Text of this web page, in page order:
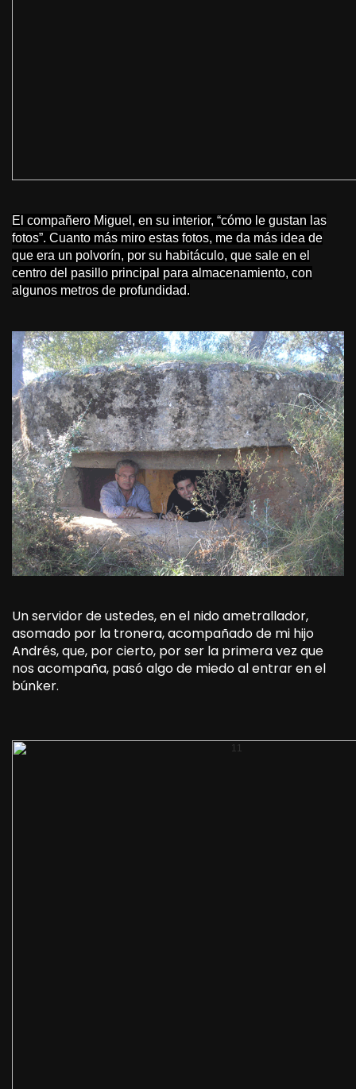
El compañero Miguel, en su interior, “cómo le gustan las
fotos”. Cuanto más miro estas fotos, me da más idea de
que era un polvorín, por su habitáculo, que sale en el
centro del pasillo principal para almacenamiento, con
algunos metros de profundidad.
Un servidor de ustedes, en el nido ametrallador,
asomado por la tronera, acompañado de mi hijo
Andrés, que, por cierto, por ser la primera vez que
nos acompaña, pasó algo de miedo al entrar en el
búnker.